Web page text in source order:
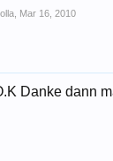
Mar 16, 2010
Danke dann